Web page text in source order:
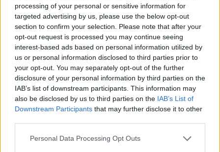
processing of your personal or sensitive information for
targeted advertising by us, please use the below opt-out
section to confirm your selection. Please note that after your
opt-out request is processed you may continue seeing
interest-based ads based on personal information utilized by
us or personal information disclosed to third parties prior to
your opt-out. You may separately opt-out of the further
disclosure of your personal information by third parties on the
IAB’s list of downstream participants. This information may
also be disclosed by us to third parties on the IAB’s List of
Downstream Participants that may further disclose it to other
Personal Data Processing Opt Outs